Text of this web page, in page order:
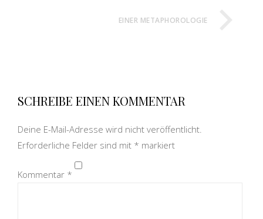
EINER METAPHOROLOGIE
SCHREIBE EINEN KOMMENTAR
Deine E-Mail-Adresse wird nicht veröffentlicht.
Erforderliche Felder sind mit * markiert
Kommentar *